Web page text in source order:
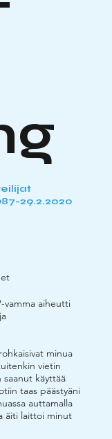
29.2.2020
vamma aiheutti
minua
vietin
saanut käyttää
taas päästyäni
auttamalla
äiti laittoi minut